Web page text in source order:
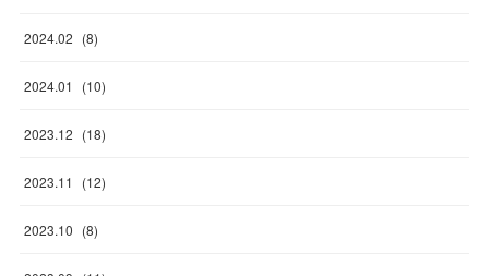
2024.02 (8)
2024.01 (10)
2023.12 (18)
2023.11 (12)
2023.10 (8)